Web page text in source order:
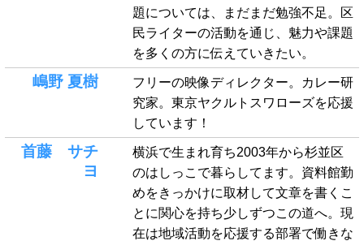
題については、まだまだ勉強不足。区
民ライターの活動を通じ、魅力や課題
を多くの方に伝えていきたい。
嶋野 夏樹
フリーの映像ディレクター。カレー研
究家。東京ヤクルトスワローズを応援
しています！
首藤 サチ
ヨ
横浜で生まれ育ち2003年から杉並区
のはしっこで暮らしてます。資料館勤
めをきっかけに取材して文章を書くこ
とに関心を持ち少しずつこの道へ。現
在は地域活動を応援する部署で働きな